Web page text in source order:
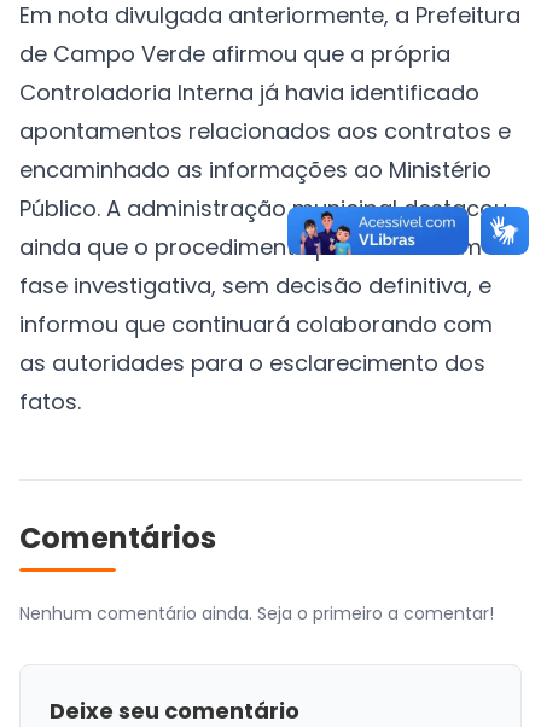
Em nota divulgada anteriormente, a Prefeitura
de Campo Verde afirmou que a própria
Controladoria Interna já havia identificado
apontamentos relacionados aos contratos e
encaminhado as informações ao Ministério
Público. A administração municipal destacou
ainda que o procedimento permanece em
fase investigativa, sem decisão definitiva, e
informou que continuará colaborando com
as autoridades para o esclarecimento dos
fatos.
Comentários
Nenhum comentário ainda. Seja o primeiro a comentar!
Deixe seu comentário